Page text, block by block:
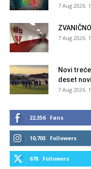
7 Aug 2026.
7 Aug 2026.
Novi
deset
7 Aug 2026.
22,356 Fans
10,703 Followers
678 Followers